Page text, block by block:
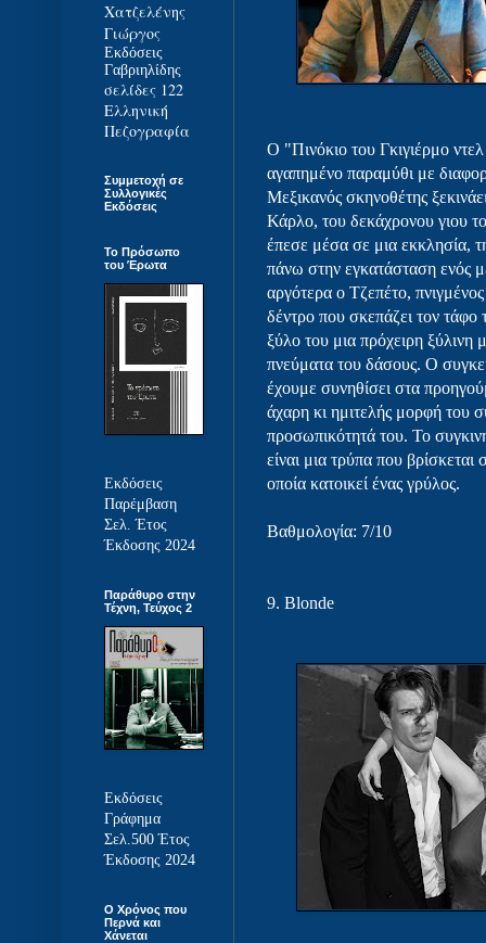
Ο "Πινόκιο του Γκιγιέρμο
αγαπημένο παραμύθι με
Μεξικανός σκηνοθέτης
Κάρλο, του δεκάχρονου γιου
έπεσε μέσα σε μια εκκλησία,
πάνω στην εγκατάσταση ενός
αργότερα ο Τζεπέτο,
δέντρο που σκεπάζει τον τάφο
ξύλο του μια πρόχειρη ξύλινη
πνεύματα του δάσους. Ο
έχουμε συνηθίσει στα
άχαρη κι ημιτελής μορφή του
προσωπικότητά του. Το
είναι μια τρύπα που
οποία κατοικεί ένας γρύλος.
Βαθμολογία: 7/10
9. Blonde
Χατζελένης
Γιώργος
Εκδόσεις
Γαβριηλίδης
σελίδες 122
Ελληνική
Πεζογραφία
Συμμετοχή σε
Συλλογικές
Εκδόσεις
Το Πρόσωπο
του Έρωτα
Εκδόσεις
Παρέμβαση
Σελ. Έτος
Έκδοσης 2024
Παράθυρο στην
Τέχνη, Τεύχος 2
Εκδόσεις
Γράφημα
Σελ.500 Έτος
Έκδοσης 2024
Ο Χρόνος που
Περνά και
Χάνεται